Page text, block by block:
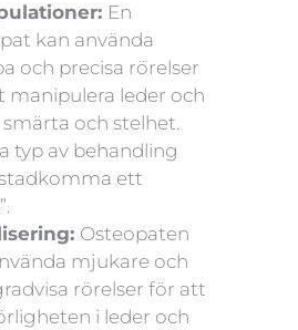
En
kan använda
och precisa rörelser
manipulera leder och
smärta och stelhet.
typ av behandling
ett
Osteopaten
mjukare och
rörelser för att
i leder och